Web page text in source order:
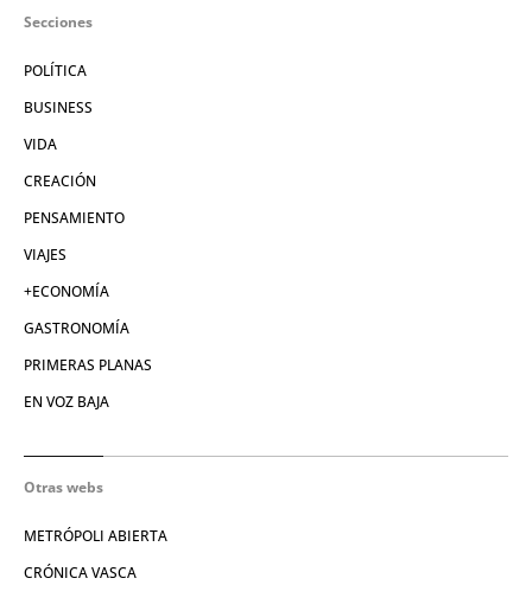
Secciones
POLÍTICA
BUSINESS
VIDA
CREACIÓN
PENSAMIENTO
VIAJES
+ECONOMÍA
GASTRONOMÍA
PRIMERAS PLANAS
EN VOZ BAJA
Otras webs
METRÓPOLI ABIERTA
CRÓNICA VASCA